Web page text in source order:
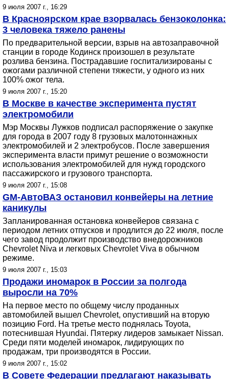
9 июля 2007 г., 16:29
В Красноярском крае взорвалась бензоколонка:
3 человека тяжело ранены
По предварительной версии, взрыв на автозаправочной
станции в городе Кодинск произошел в результате
розлива бензина. Пострадавшие госпитализированы с
ожогами различной степени тяжести, у одного из них
100% ожог тела.
9 июля 2007 г., 15:20
В Москве в качестве эксперимента пустят
электромобили
Мэр Москвы Лужков подписал распоряжение о закупке
для города в 2007 году 8 грузовых малотоннажных
электромобилей и 2 электробусов. После завершения
эксперимента власти примут решение о возможности
использования электромобилей для нужд городского
пассажирского и грузового транспорта.
9 июля 2007 г., 15:08
GM-АвтоВАЗ остановил конвейеры на летние
каникулы
Запланированная остановка конвейеров связана с
периодом летних отпусков и продлится до 22 июля, после
чего завод продолжит производство внедорожников
Chevrolet Niva и легковых Chevrolet Viva в обычном
режиме.
9 июля 2007 г., 15:03
Продажи иномарок в России за полгода
выросли на 70%
На первое место по общему числу проданных
автомобилей вышел Chevrolet, опустивший на вторую
позицию Ford. На третье место поднялась Toyota,
потеснившая Hyundai. Пятерку лидеров замыкает Nissan.
Среди пяти моделей иномарок, лидирующих по
продажам, три производятся в России.
9 июля 2007 г., 15:02
В Совете Федерации предлагают наказывать